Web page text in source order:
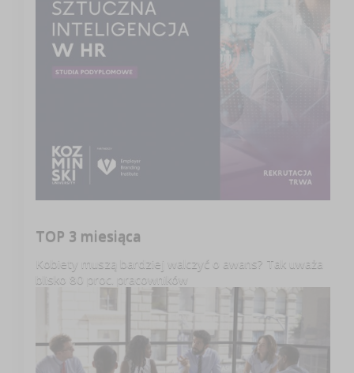
TOP 3 miesiąca
Kobiety muszą bardziej walczyć o awans? Tak uważa
blisko 80 proc. pracowników